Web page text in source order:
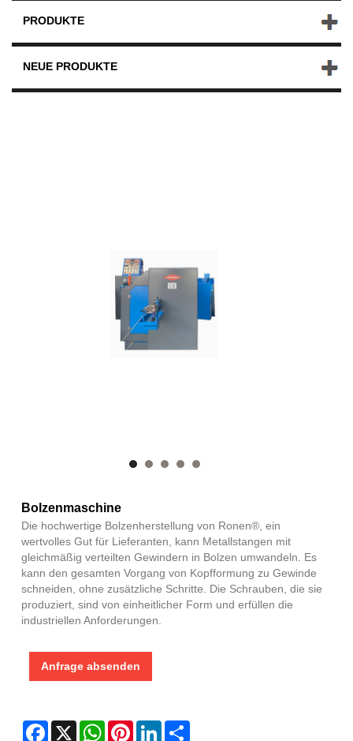
PRODUKTE
NEUE PRODUKTE
Bolzenmaschine
Die hochwertige Bolzenherstellung von Ronen®, ein
wertvolles Gut für Lieferanten, kann Metallstangen mit
gleichmäßig verteilten Gewindern in Bolzen umwandeln. Es
kann den gesamten Vorgang von Kopfformung zu Gewinde
schneiden, ohne zusätzliche Schritte. Die Schrauben, die sie
produziert, sind von einheitlicher Form und erfüllen die
industriellen Anforderungen.
Anfrage absenden
Facebook
X WhatsAppPinterestLinkedIn